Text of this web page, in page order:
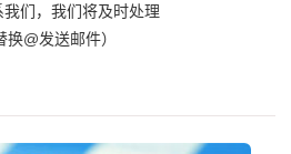
我们，我们将及时处理
@发送邮件）